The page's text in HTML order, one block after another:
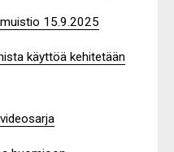
15.9.2025
käyttöä kehitetään